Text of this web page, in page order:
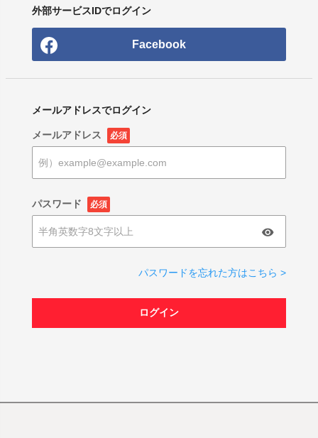
外部サービスIDでログイン
Facebook
メールアドレスでログイン
メールアドレス 必須
パスワード 必須
パスワードを忘れた方はこちら >
ログイン